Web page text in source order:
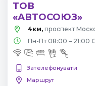
ТОВ
«АВТОСОЮЗ»
4км, проспект
Пн-Пт 08:00 – 21:00
Зателефонувати
Маршрут